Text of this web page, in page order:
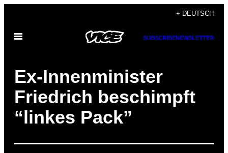
content
+ DEUTSCH
Open
SUBSCRIBENEWSLETTER
​Ex-Innenminister
Friedrich beschimpft
“linkes Pack”